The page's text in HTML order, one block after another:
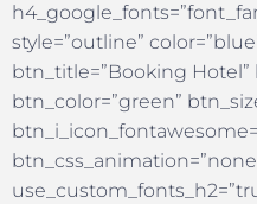
style=”outline”
btn_title=”Booking Hotel”
btn_color=”green”